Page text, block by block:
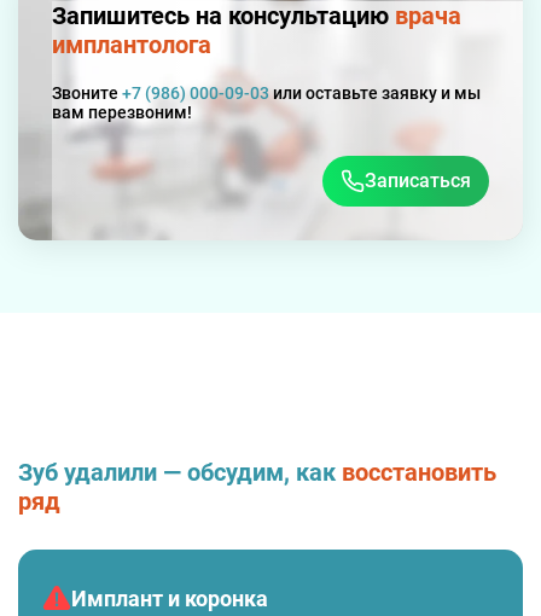
Запишитесь на консультацию врача
имплантолога
Звоните +7 (986) 000-09-03или оставьте заявку и мы
вам перезвоним!
Записаться
Зуб удалили — обсудим, как восстановить
ряд
Имплант и коронка